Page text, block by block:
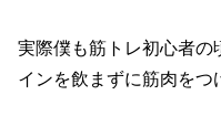
実際僕も筋トレ初心者の
インを飲まずに筋肉をつ